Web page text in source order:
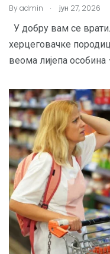
Byadmin . јун 27, 2026
У добру вам се
херцеговачке
веома лијепа особина